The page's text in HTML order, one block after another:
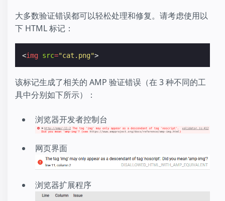
大多数验证错误都可以轻松处理和修复。请考虑使用以
下 HTML 标记：
<img src="cat.png">
该标记生成了相关的 AMP 验证错误（在 3 种不同的工
具中分别如下所示）：
浏览器开发者控制台
网页界面
浏览器扩展程序